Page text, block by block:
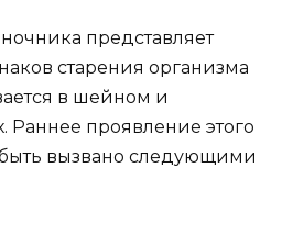
представляет
старения организма
в шейном и
Раннее проявление этого
вызвано следующими